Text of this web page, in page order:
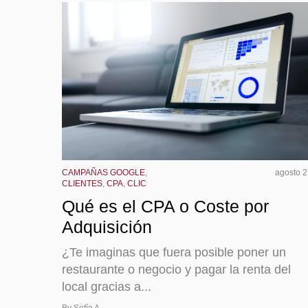
CAMPAÑAS GOOGLE
CLIENTES CPA CLIC
agosto
Qué es el CPA o Coste por
Adquisición
¿Te imaginas que fuera posible poner un
restaurante o negocio y pagar la renta del
local gracias a...